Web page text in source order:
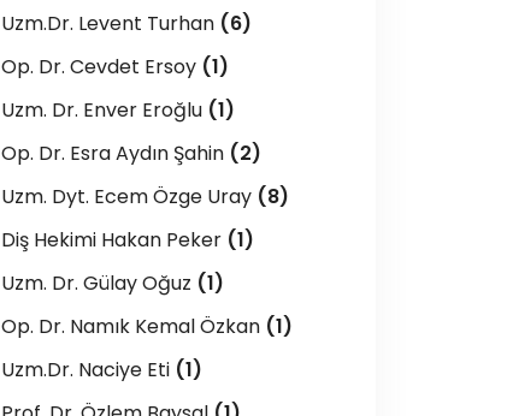
Uzm.Dr. Levent Turhan (6)
Op. Dr. Cevdet Ersoy (1)
Uzm. Dr. Enver Eroğlu (1)
Op. Dr. Esra Aydın Şahin (2)
Uzm. Dyt. Ecem Özge Uray (8)
Diş Hekimi Hakan Peker (1)
Uzm. Dr. Gülay Oğuz (1)
Op. Dr. Namık Kemal Özkan (1)
Uzm.Dr. Naciye Eti (1)